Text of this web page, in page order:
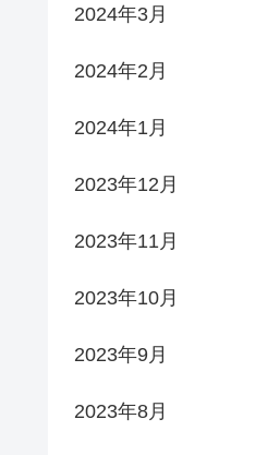
2024年3月
2024年2月
2024年1月
2023年12月
2023年11月
2023年10月
2023年9月
2023年8月